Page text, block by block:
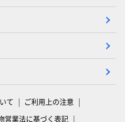
て
ご利用上の注意
営業法に基づく表記